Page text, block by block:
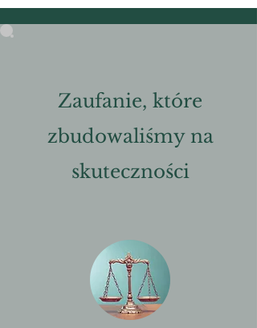
Zaufanie, które
zbudowaliśmy na
skuteczności